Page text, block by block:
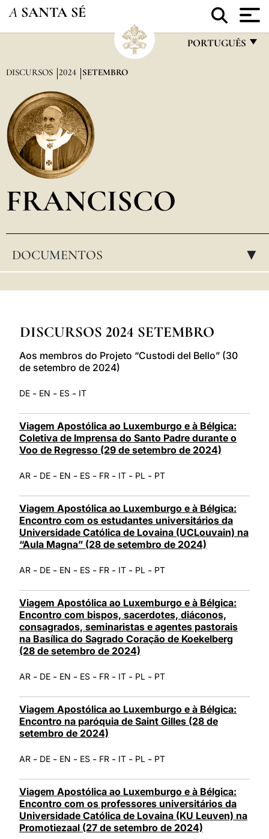
A SANTA SÉ
PORTUGUÊS
العربيّة
DISCURSOS 2024 SETEMBRO
FRANCISCO
DOCUMENTOS ▸
DISCURSOS 2024 SETEMBRO
Aos membros do Projeto “Custodi del Bello” (30
de setembro de 2024)
DE - EN - ES - IT
Viagem Apostólica ao Luxemburgo e à Bélgica:
Coletiva de Imprensa do Santo Padre durante o
Voo de Regresso (29 de setembro de 2024)
AR - DE - EN - ES - FR - IT - PL - PT
Viagem Apostólica ao Luxemburgo e à Bélgica:
Encontro com os estudantes universitários da
Universidade Católica de Lovaina (UCLouvain) na
“Aula Magna” (28 de setembro de 2024)
AR - DE - EN - ES - FR - IT - PL - PT
Viagem Apostólica ao Luxemburgo e à Bélgica:
Encontro com bispos, sacerdotes, diáconos,
consagrados, seminaristas e agentes pastorais
na Basílica do Sagrado Coração de Koekelberg
(28 de setembro de 2024)
AR - DE - EN - ES - FR - IT - PL - PT
Viagem Apostólica ao Luxemburgo e à Bélgica:
Encontro na paróquia de Saint Gilles (28 de
setembro de 2024)
AR - DE - EN - ES - FR - IT - PL - PT
Viagem Apostólica ao Luxemburgo e à Bélgica:
Encontro com os professores universitários da
Universidade Católica de Lovaina (KU Leuven) na
Promotiezaal (27 de setembro de 2024)